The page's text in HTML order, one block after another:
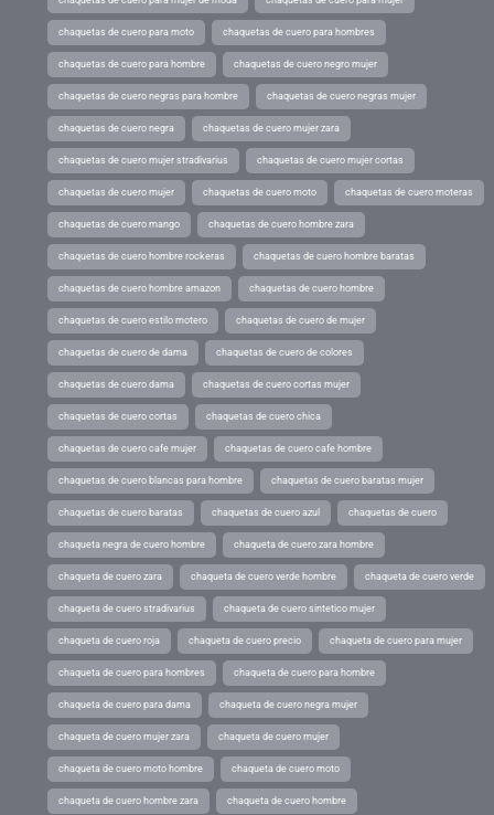
chaquetas de cuero para moto chaquetas de cuero para hombres
chaquetas de cuero para hombre chaquetas de cuero negro mujer
chaquetas de cuero negras para hombre chaquetas de cuero negras mujer
chaquetas de cuero negra chaquetas de cuero mujer zara
chaquetas de cuero mujer stradivarius chaquetas de cuero mujer cortas
chaquetas de cuero mujer chaquetas de cuero moto chaquetas de cuero moteras
chaquetas de cuero mango chaquetas de cuero hombre zara
chaquetas de cuero hombre rockeras chaquetas de cuero hombre baratas
chaquetas de cuero hombre amazon chaquetas de cuero hombre
chaquetas de cuero estilo motero chaquetas de cuero de mujer
chaquetas de cuero de dama chaquetas de cuero de colores
chaquetas de cuero dama chaquetas de cuero cortas mujer
chaquetas de cuero cortas chaquetas de cuero chica
chaquetas de cuero cafe mujer chaquetas de cuero cafe hombre
chaquetas de cuero blancas para hombre chaquetas de cuero baratas mujer
chaquetas de cuero baratas chaquetas de cuero azul chaquetas de cuero
chaqueta negra de cuero hombre chaqueta de cuero zara hombre
chaqueta de cuero zara chaqueta de cuero verde hombre chaqueta de cuero verde
chaqueta de cuero stradivarius chaqueta de cuero sintetico mujer
chaqueta de cuero roja chaqueta de cuero precio chaqueta de cuero para mujer
chaqueta de cuero para hombres chaqueta de cuero para hombre
chaqueta de cuero para dama chaqueta de cuero negra mujer
chaqueta de cuero mujer zara chaqueta de cuero mujer
chaqueta de cuero moto hombre chaqueta de cuero moto
chaqueta de cuero hombre zara chaqueta de cuero hombre